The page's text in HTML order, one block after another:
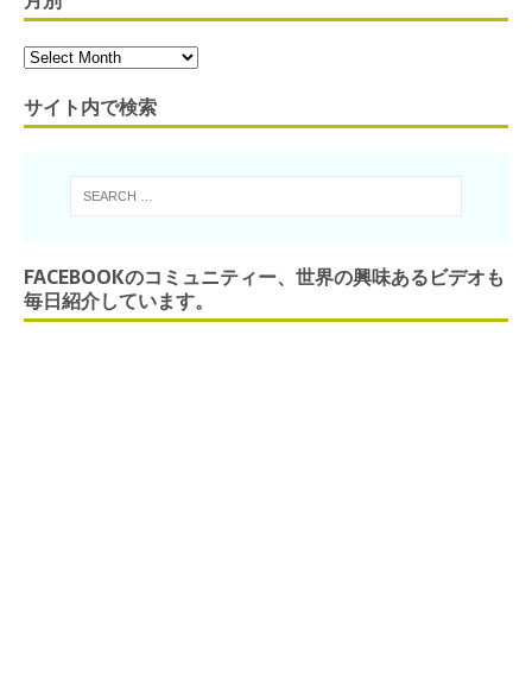
サイト内で検索
FACEBOOKのコミュニティー、世界の興味あるビデオも
毎日紹介しています。